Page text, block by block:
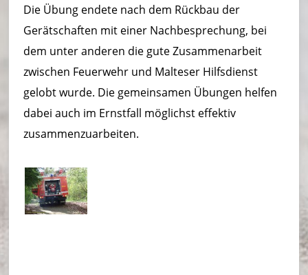
al
b
e
r
b
e
rg
Die Übung endete nach dem Rückbau der
Gerätschaften mit einer Nachbesprechung, bei
dem unter anderen die gute Zusammenarbeit
zwischen Feuerwehr und Malteser Hilfsdienst
gelobt wurde. Die gemeinsamen Übungen helfen
dabei auch im Ernstfall möglichst effektiv
zusammenzuarbeiten.